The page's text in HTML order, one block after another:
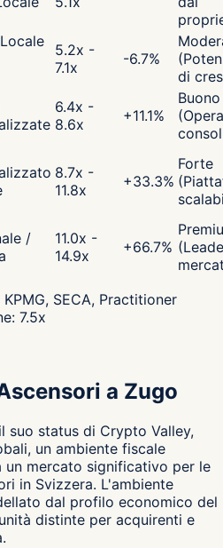
5.2x -
7.1x
-6.7%
di
6.4x -
8.6x
+11.1%
Buono
8.7x -
11.8x
+33.3%
Forte
/
11.0x -
14.9x
+66.7%
KPMG, SECA, Practitioner
7.5x
a Zugo
status di Crypto Valley,
un ambiente fiscale
mercato significativo per le
in Svizzera. L'ambiente
dal profilo economico del
distinte per acquirenti e